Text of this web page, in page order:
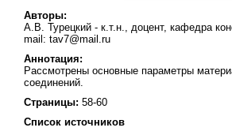
Авторы:
А.В. Турецкий - к.т.н., доцент, кафедра
mail: tav7@mail.ru
Аннотация:
Рассмотрены основные параметры
соединений.
Страницы: 58-60
Список источников